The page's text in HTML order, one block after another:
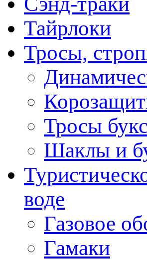
Тайрлоки
Тросы,
Тросы
Шаклы и
воде
Газовое
Гамаки